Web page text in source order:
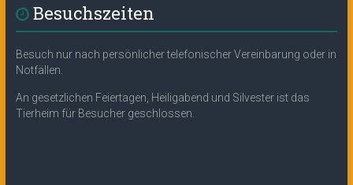
Besuchszeiten
Besuch nur nach persönlicher telefonischer Vereinbarung oder in
Notfällen.
An gesetzlichen Feiertagen, Heiligabend und Silvester ist das
Tierheim für Besucher geschlossen.